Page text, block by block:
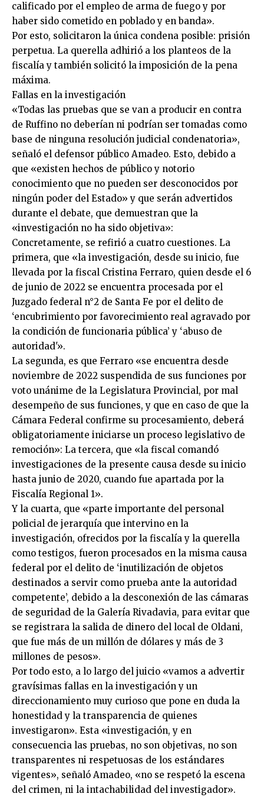
calificado por el empleo de arma de fuego y por
haber sido cometido en poblado y en banda».
Por esto, solicitaron la única condena posible: prisión
perpetua. La querella adhirió a los planteos de la
fiscalía y también solicitó la imposición de la pena
máxima.
Fallas en la investigación
«Todas las pruebas que se van a producir en contra
de Ruffino no deberían ni podrían ser tomadas como
base de ninguna resolución judicial condenatoria»,
señaló el defensor público Amadeo. Esto, debido a
que «existen hechos de público y notorio
conocimiento que no pueden ser desconocidos por
ningún poder del Estado» y que serán advertidos
durante el debate, que demuestran que la
«investigación no ha sido objetiva»:
Concretamente, se refirió a cuatro cuestiones. La
primera, que «la investigación, desde su inicio, fue
llevada por la fiscal Cristina Ferraro, quien desde el 6
de junio de 2022 se encuentra procesada por el
Juzgado federal n°2 de Santa Fe por el delito de
‘encubrimiento por favorecimiento real agravado por
la condición de funcionaria pública’ y ‘abuso de
autoridad'».
La segunda, es que Ferraro «se encuentra desde
noviembre de 2022 suspendida de sus funciones por
voto unánime de la Legislatura Provincial, por mal
desempeño de sus funciones, y que en caso de que la
Cámara Federal confirme su procesamiento, deberá
obligatoriamente iniciarse un proceso legislativo de
remoción»: La tercera, que «la fiscal comandó
investigaciones de la presente causa desde su inicio
hasta junio de 2020, cuando fue apartada por la
Fiscalía Regional 1».
Y la cuarta, que «parte importante del personal
policial de jerarquía que intervino en la
investigación, ofrecidos por la fiscalía y la querella
como testigos, fueron procesados en la misma causa
federal por el delito de ‘inutilización de objetos
destinados a servir como prueba ante la autoridad
competente’, debido a la desconexión de las cámaras
de seguridad de la Galería Rivadavia, para evitar que
se registrara la salida de dinero del local de Oldani,
que fue más de un millón de dólares y más de 3
millones de pesos».
Por todo esto, a lo largo del juicio «vamos a advertir
gravísimas fallas en la investigación y un
direccionamiento muy curioso que pone en duda la
honestidad y la transparencia de quienes
investigaron». Esta «investigación, y en
consecuencia las pruebas, no son objetivas, no son
transparentes ni respetuosas de los estándares
vigentes», señaló Amadeo, «no se respetó la escena
del crimen, ni la intachabilidad del investigador».